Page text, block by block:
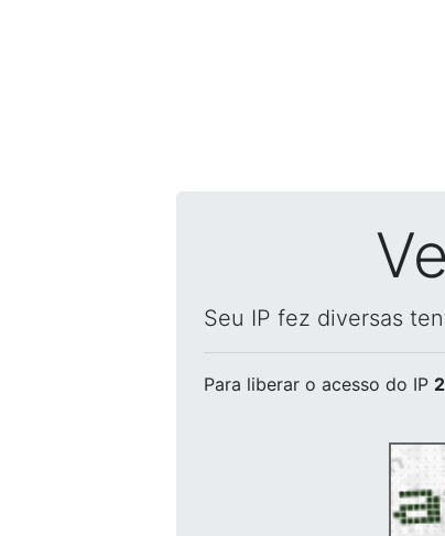
Seu IP fez diversas
Para liberar o acesso do IP